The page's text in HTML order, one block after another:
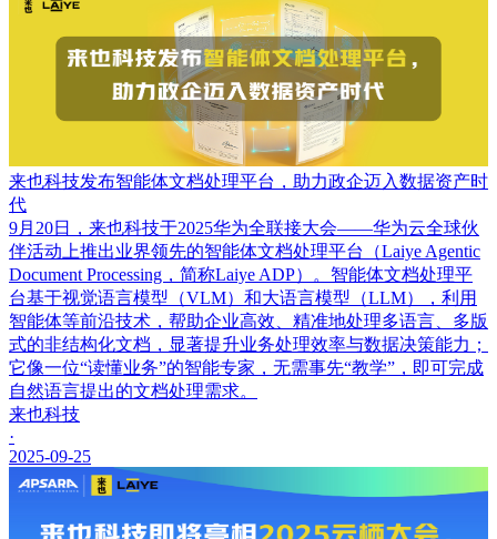
来也科技发布智能体文档处理平台，助力政企迈入数据资产时
代
9月20日，来也科技于2025华为全联接大会——华为云全球伙
伴活动上推出业界领先的智能体文档处理平台（Laiye Agentic
Document Processing，简称Laiye ADP）。智能体文档处理平
台基于视觉语言模型（VLM）和大语言模型（LLM），利用
智能体等前沿技术，帮助企业高效、精准地处理多语言、多版
式的非结构化文档，显著提升业务处理效率与数据决策能力；
它像一位“读懂业务”的智能专家，无需事先“教学”，即可完成
自然语言提出的文档处理需求。
来也科技
·
2025-09-25